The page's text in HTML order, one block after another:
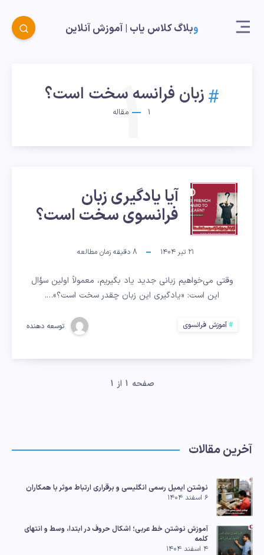
وبلاگ کلاس یاب |‌ آموزش آنلاین
زبان فرانسه سخت است؟
1 مقاله
1
آیا
یادگیری
زبان
فرانسوی
سخت
است؟
آیا یادگیری زبان
فرانسوی سخت است؟
۲۱ تیر ۱۴۰۴ 8 دقیقه زمان مطالعه
وقتی می‌خواهیم زبانی جدید یاد بگیریم، معمولاً اولین سؤال
این است: «یادگیری این زبان چقدر سخت است؟»….
آموزش فرانسوی توسعه دهنده
صفحه 1 از 1
آخرین مقالات
نوشتن ایمیل رسمی انگلیسی و برقراری ارتباط موثر با همکاران
۶ اسفند ۱۴۰۴
آموزش نوشتن خط عربی؛ اشکال حروف در ابتدا، وسط و انتهای
کلمه
۴ اسفند ۱۴۰۴